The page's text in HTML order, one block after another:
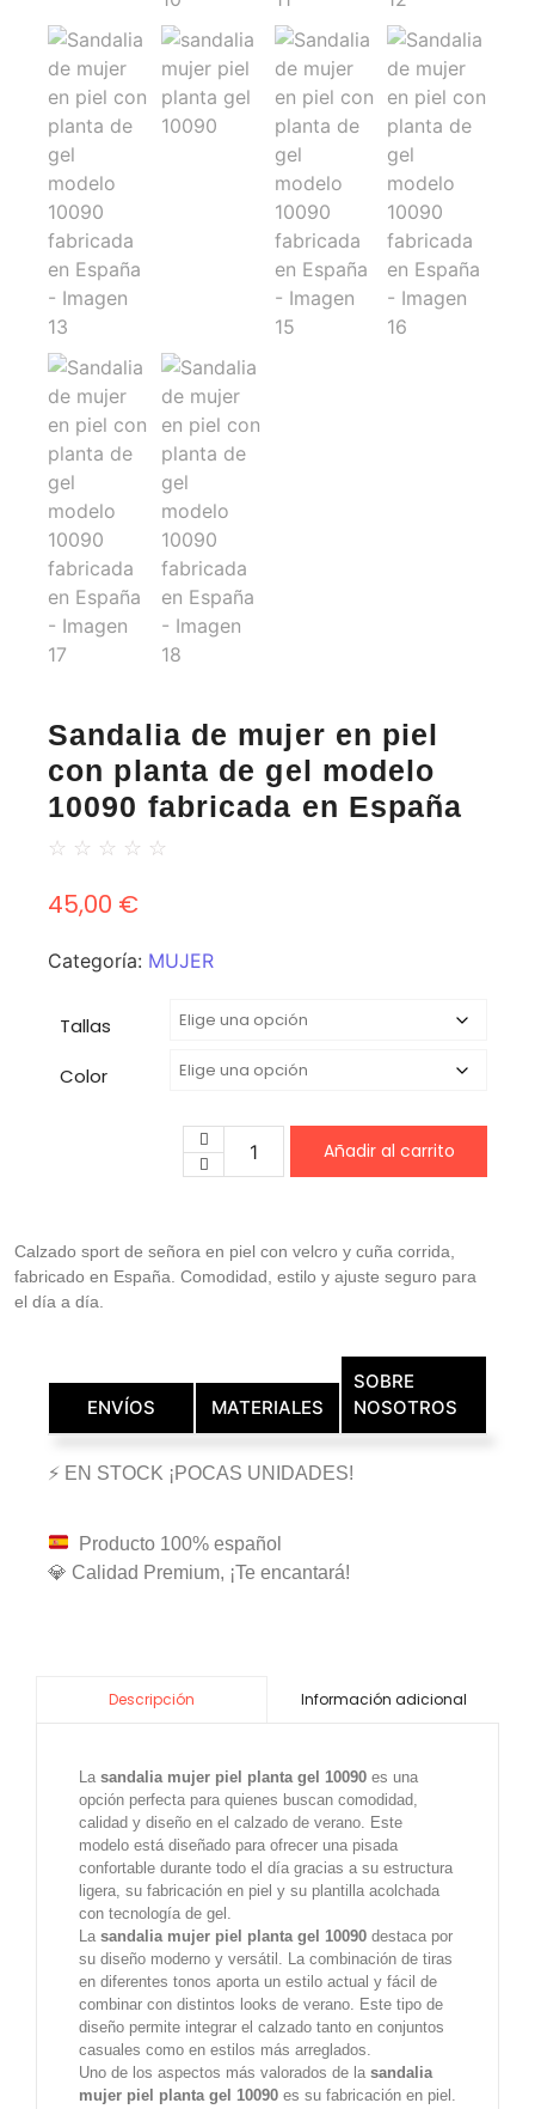
Sandalia de mujer en piel
con planta de gel modelo
10090 fabricada en España
☆ ☆ ☆ ☆ ☆
45,00 €
Categoría: MUJER
Tallas
Color
Añadir al carrito
Calzado sport de señora en piel con velcro y cuña corrida,
fabricado en España. Comodidad, estilo y ajuste seguro para
el día a día.
ENVÍOS MATERIALES
SOBRE
NOSOTROS
⚡ EN STOCK ¡POCAS UNIDADES!
Producto 100% español
💎 Calidad Premium, ¡Te encantará!
Descripción Información adicional
La sandalia mujer piel planta gel 10090 es una
opción perfecta para quienes buscan comodidad,
calidad y diseño en el calzado de verano. Este
modelo está diseñado para ofrecer una pisada
confortable durante todo el día gracias a su estructura
ligera, su fabricación en piel y su plantilla acolchada
con tecnología de gel.
La sandalia mujer piel planta gel 10090 destaca por
su diseño moderno y versátil. La combinación de tiras
en diferentes tonos aporta un estilo actual y fácil de
combinar con distintos looks de verano. Este tipo de
diseño permite integrar el calzado tanto en conjuntos
casuales como en estilos más arreglados.
Uno de los aspectos más valorados de la sandalia
mujer piel planta gel 10090 es su fabricación en piel.